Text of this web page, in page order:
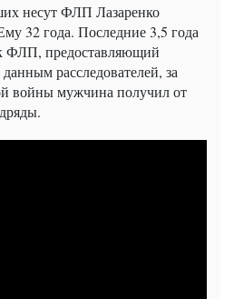
несут ФЛП Лазаренко
32 года. Последние 3,5 года
ФЛП, предоставляющий
расследователей, за
войны мужчина получил от